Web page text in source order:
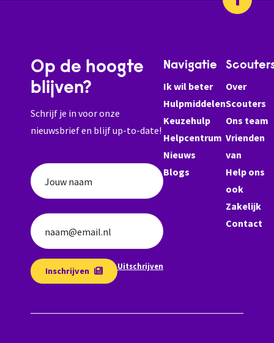
Op de hoogte
blijven?
Schrijf je in voor onze
nieuwsbrief en blijf up-to-date!
Jouw naam
naam@email.nl
Inschrijven Uitschrijven
Navigatie
Ik wil beter
Hulpmiddelen
Keuzehulp
Helpcentrum
Nieuws
Blogs
Over
Scouters
Ons team
Vrienden
van
Help ons
ook
Zakelijk
Contact